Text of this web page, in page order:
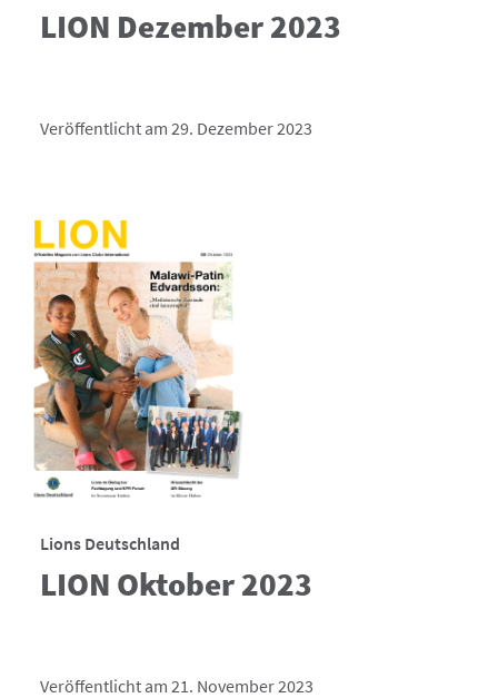
LION Dezember 2023
Veröffentlicht am 29. Dezember 2023
Lions Deutschland
LION Oktober 2023
Veröffentlicht am 21. November 2023